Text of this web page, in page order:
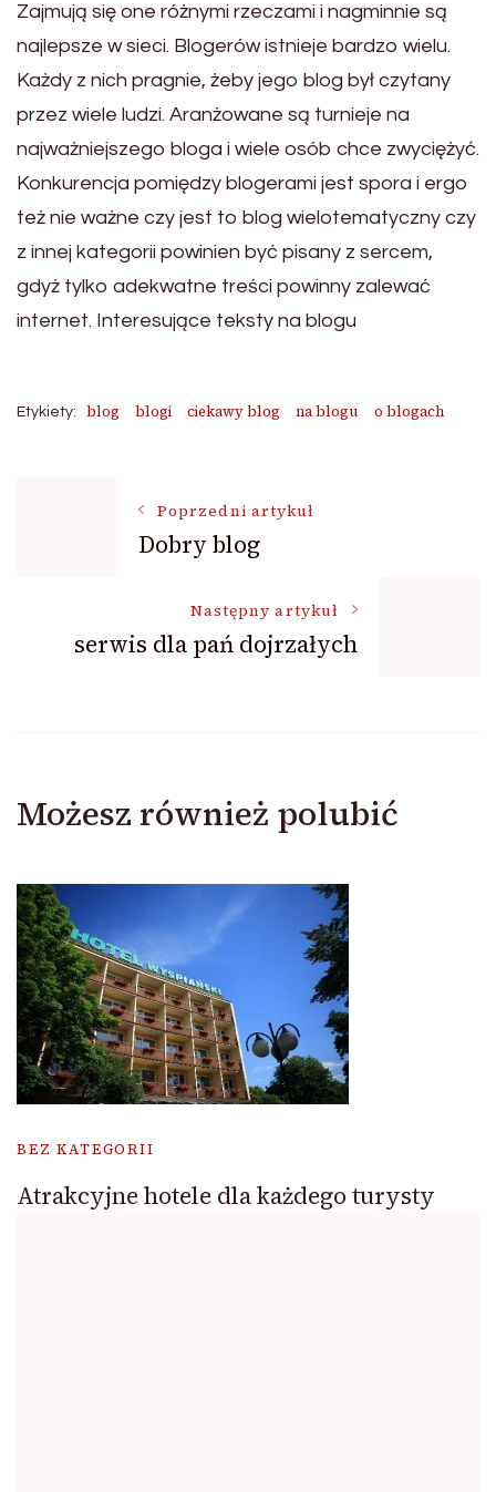
Zajmują się one różnymi rzeczami i nagminnie są
najlepsze w sieci. Blogerów istnieje bardzo wielu.
Każdy z nich pragnie, żeby jego blog był czytany
przez wiele ludzi. Aranżowane są turnieje na
najważniejszego bloga i wiele osób chce zwyciężyć.
Konkurencja pomiędzy blogerami jest spora i ergo
też nie ważne czy jest to blog wielotematyczny czy
z innej kategorii powinien być pisany z sercem,
gdyż tylko adekwatne treści powinny zalewać
internet. Interesujące teksty na blogu
Etykiety: blog blogi ciekawy blog na blogu o blogach
NawigacjaPoprzedni artykuł
Dobry blog
Następny artykuł
serwis dla pań dojrzałych
Możesz również polubić
BEZ KATEGORII
Atrakcyjne hotele dla każdego turysty